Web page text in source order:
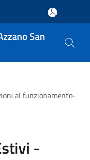
San
al funzionamento-
-